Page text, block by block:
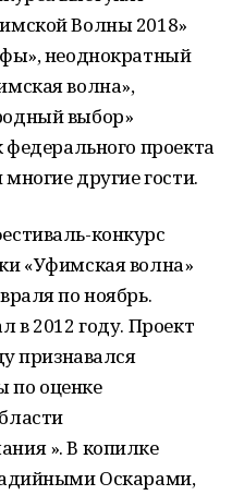
Волны 2018»
неоднократный
волна»,
выбор»
федерального проекта
другие гости.
конкурс
«Уфимская волна»
по ноябрь.
в 2012 году. Проект
признавался
оценке
». В копилке
Оскарами,